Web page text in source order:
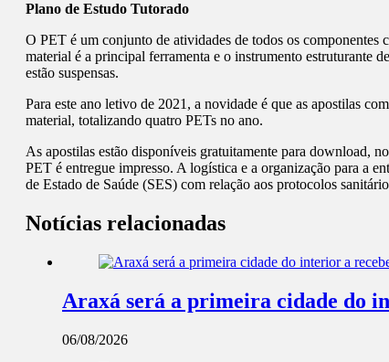
Plano de Estudo Tutorado
O PET é um conjunto de atividades de todos os componentes
material é a principal ferramenta e o instrumento estruturante
estão suspensas.
Para este ano letivo de 2021, a novidade é que as apostilas
material, totalizando quatro PETs no ano.
As apostilas estão disponíveis gratuitamente para download,
PET é entregue impresso. A logística e a organização para a
de Estado de Saúde (SES) com relação aos protocolos
Notícias relacionadas
Araxá será a primeira cidade do
06/08/2026